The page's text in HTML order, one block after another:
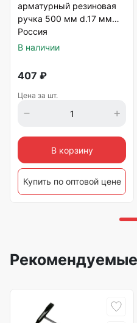
арматурный резиновая
ручка 500 мм d.17 мм
Россия
В наличии
407 ₽
Цена за шт.
В корзину
Купить по оптовой цене